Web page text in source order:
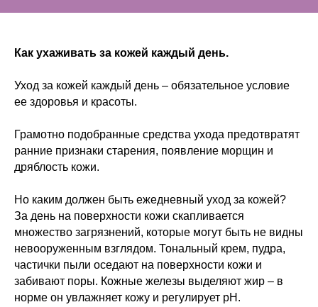
Как ухаживать за кожей каждый день.
Уход за кожей каждый день – обязательное условие
ее здоровья и красоты.
Грамотно подобранные средства ухода предотвратят
ранние признаки старения, появление морщин и
дряблость кожи.
Но каким должен быть ежедневный уход за кожей?
За день на поверхности кожи скапливается
множество загрязнений, которые могут быть не видны
невооруженным взглядом. Тональный крем, пудра,
частички пыли оседают на поверхности кожи и
забивают поры. Кожные железы выделяют жир – в
норме он увлажняет кожу и регулирует рH.